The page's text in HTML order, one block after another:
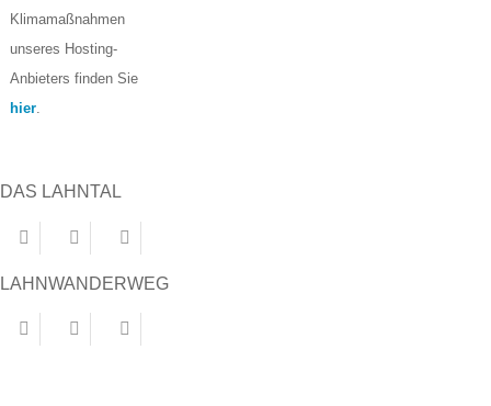
Klimamaßnahmen
unseres Hosting-
Anbieters finden Sie
hier.
DAS LAHNTAL
LAHNWANDERWEG